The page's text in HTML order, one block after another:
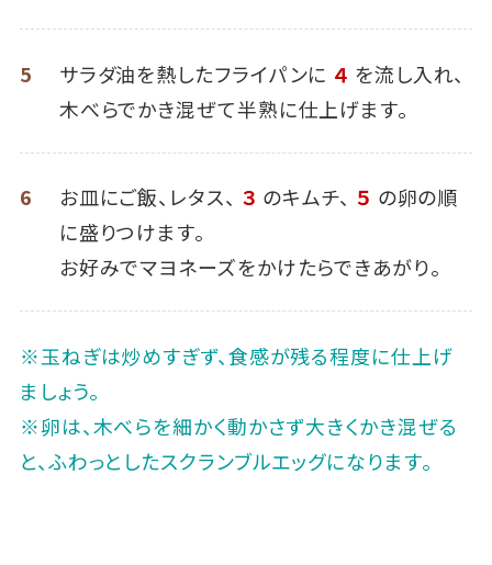
5 サラダ油を熱したフライパンに ４ を流し入れ、
木べらでかき混ぜて半熟に仕上げます。
6 お皿にご飯、レタス、 ３ のキムチ、 ５ の卵の順
に盛りつけます。
お好みでマヨネーズをかけたらできあがり。
※玉ねぎは炒めすぎず、食感が残る程度に仕上げ
ましょう。
※卵は、木べらを細かく動かさず大きくかき混ぜる
と、ふわっとしたスクランブルエッグになります。